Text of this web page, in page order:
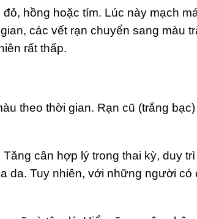
hồng hoặc tím. Lúc này mạch
các vết rạn chuyển sang màu
rất thấp.
theo thời gian. Rạn cũ (trắng
cân hợp lý trong thai kỳ, duy
Tuy nhiên, với những người có